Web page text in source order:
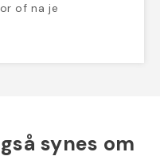
of na je
synes om